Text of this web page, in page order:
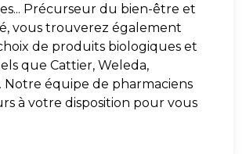
Précurseur du bien-être et
vous trouverez également
de produits biologiques et
que Cattier, Weleda,
Notre équipe de pharmaciens
à votre disposition pour vous